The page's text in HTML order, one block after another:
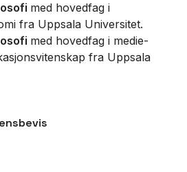
med hovedfag i
fra Uppsala Universitet.
med hovedfag i medie-
fra Uppsala